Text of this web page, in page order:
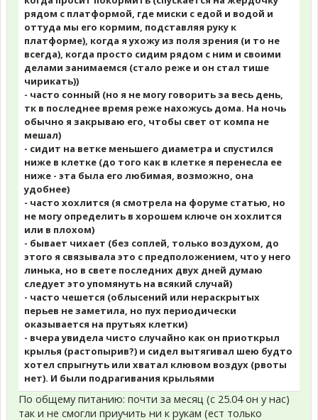
рядом с платформой, где миски с едой и водой и
оттуда мы его кормим, подставляя руку к
платформе), когда я ухожу из поля зрения (и то не
всегда), когда просто сидим рядом с ним и своими
делами занимаемся (стало реже и он стал тише
чирикать))
- часто сонный (но я не могу говорить за весь день,
тк в последнее время реже нахожусь дома. На ночь
обычно я закрываю его, чтобы свет от компа не
мешал)
- сидит на ветке меньшего диаметра и спустился
ниже в клетке (до того как в клетке я перенесла ее
ниже - эта была его любимая, возможно, она
удобнее)
- часто хохлится (я смотрела на форуме статью, но
не могу определить в хорошем ключе он хохлится
или в плохом)
- бывает чихает (без соплей, только воздухом, до
этого я связывала это с предположением, что у него
линька, но в свете последних двух дней думаю
следует это упомянуть на всякий случай)
- часто чешется (облысений или нераскрытых
перьев не заметила, но пух периодически
оказывается на прутьях клетки)
- вчера увидела чисто случайно как он приоткрыл
крылья (растопырив?) и сидел вытягивал шею будто
хотел спрыгнуть или хватал клювом воздух (рвоты
нет). И были подрагивания крыльями
По общему питанию: почти за месяц (с 25.04 он у нас)
так и не смогли приучить ни к рукам (ест только